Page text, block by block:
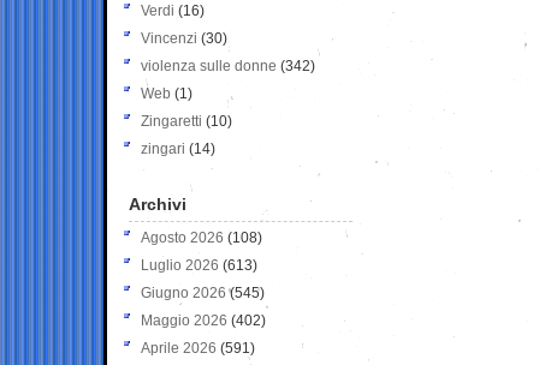
Verdi (16)
Vincenzi (30)
violenza sulle donne (342)
Web (1)
Zingaretti (10)
zingari (14)
Archivi
Agosto 2026 (108)
Luglio 2026 (613)
Giugno 2026 (545)
Maggio 2026 (402)
Aprile 2026 (591)